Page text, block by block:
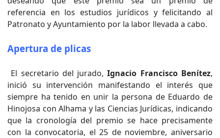
referencia en los estudios jurídicos y felicitando al
Patronato y Ayuntamiento por la labor llevada a cabo.
Apertura de plicas
El secretario del jurado, Ignacio Francisco Benítez,
inició su intervención manifestando el interés que
siempre ha tenido en unir la persona de Eduardo de
Hinojosa con Alhama y las Ciencias Jurídicas, indicando
que la cronología del premio se hace precisamente
con la convocatoria, el 25 de noviembre, aniversario